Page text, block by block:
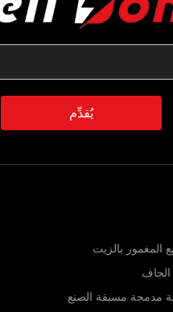
يُقدِّم
المغمور بالزيت
مدمجة مسبقة الصنع